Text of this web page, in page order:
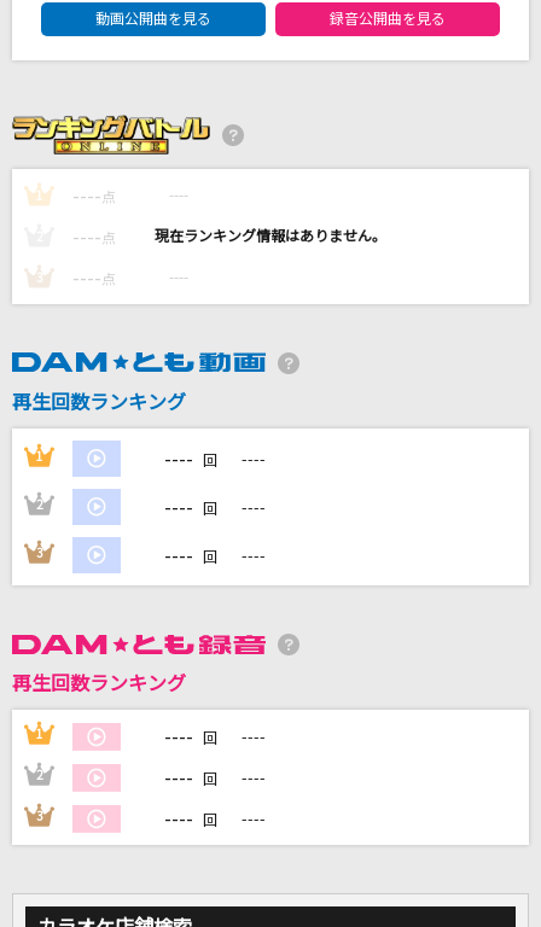
[生音]花火
aiko
ほっとっとっとな まいにち
キグルミチコ
設定温度
乃木坂46
[生音]あー夏休み
Paradise
NiziU
DAMの新曲・ランキングなど
DAMに会員登録・ログインして
カラオケをもっと楽しもう！
動画公開曲を見る 録音公開曲を見る
1 ---- 点 ----
---- 点 ----
3 ---- 点 ----
再生回数ランキング
1 ---- 回 ----
2 ---- 回 ----
3 ---- 回 ----
再生回数ランキング
1 ---- 回 ----
2 ---- 回 ----
3 ---- 回 ----